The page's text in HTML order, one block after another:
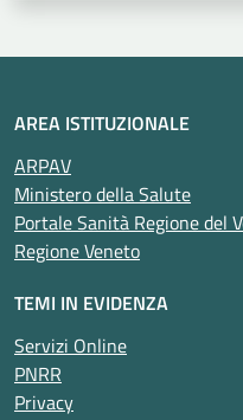
AREA ISTITUZIONALE
ARPAV
Ministero della Salute
Portale Sanità Regione del
Regione Veneto
TEMI IN EVIDENZA
Servizi Online
PNRR
Privacy